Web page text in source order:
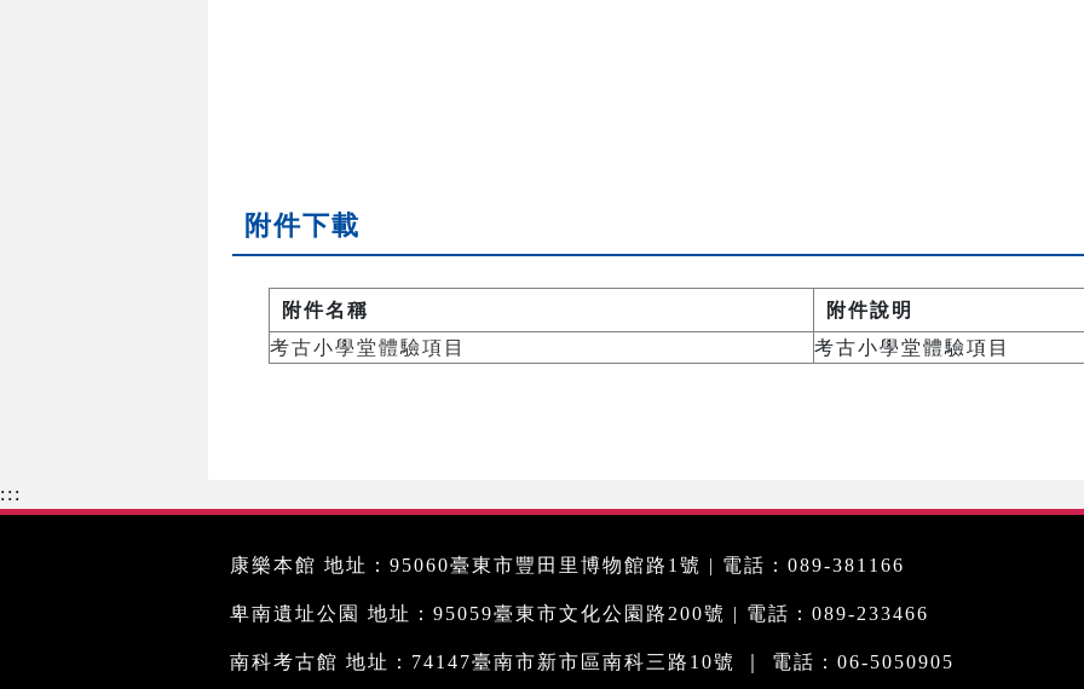
附件下載
附件名稱
附件說明
考古小學堂體驗項目
考古小學堂體驗項目
:::
康樂本館 地址：95060臺東市豐田里博物館路1號 | 電話：089-381166
卑南遺址公園 地址：95059臺東市文化公園路200號 | 電話：089-233466
南科考古館 地址：74147臺南市新市區南科三路10號 ｜ 電話：06-5050905